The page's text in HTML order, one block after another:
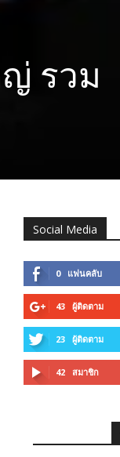
ญ่ รวม
Social Media
0 แฟนคลับ
43 ผู้ติดตาม
23 ผู้ติดตาม
42 สมาชิก